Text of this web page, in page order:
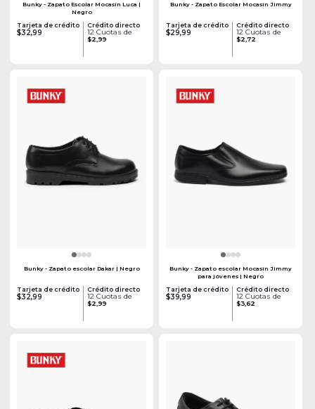
Bunky - Zapato Escolar Mocasín Luca |
Negro
Tarjeta de crédito
$32,99
Crédito directo
12 Cuotas de
$2,99
Bunky - Zapato Escolar Mocasín Jimmy
Tarjeta de crédito
$29,99
Crédito directo
12 Cuotas de
$2,72
Bunky - Zapato escolar Dakar | Negro
Tarjeta de crédito
$32,99
Crédito directo
12 Cuotas de
$2,99
Bunky - Zapato escolar Mocasín Jimmy
para jóvenes | Negro
Tarjeta de crédito
$39,99
Crédito directo
12 Cuotas de
$3,62